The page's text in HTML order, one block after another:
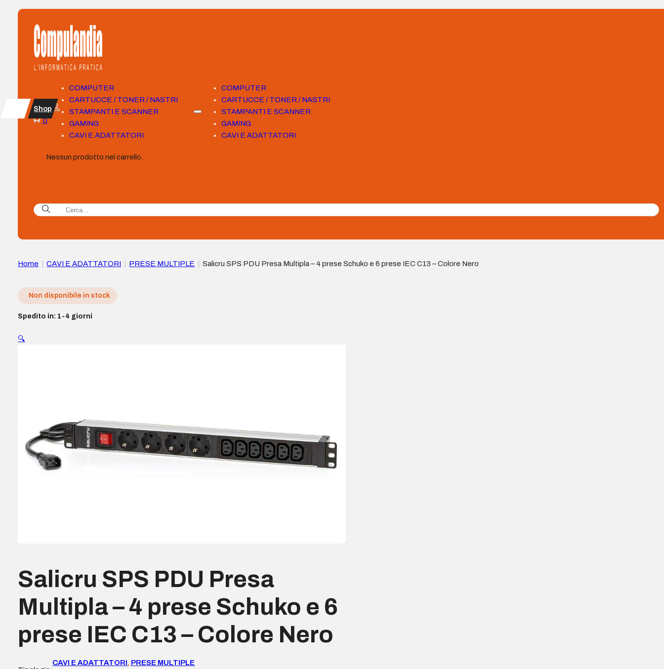
COMPUTER
CARTUCCE / TONER / NASTRI
STAMPANTI E SCANNER
GAMING
CAVI E ADATTATORI
COMPUTER
CARTUCCE / TONER / NASTRI
STAMPANTI E SCANNER
GAMING
CAVI E ADATTATORI
Shop
0
Nessun prodotto nel carrello.
Home CAVI E ADATTATORI PRESE MULTIPLE Salicru SPS PDU Presa Multipla – 4 prese Schuko e 6 prese IEC C13 – Colore Nero
Non disponibile in stock
Spedito in: 1-4 giorni
🔍
Salicru SPS PDU Presa
Multipla – 4 prese Schuko e 6
prese IEC C13 – Colore Nero
CAVI E ADATTATORI, PRESE MULTIPLE